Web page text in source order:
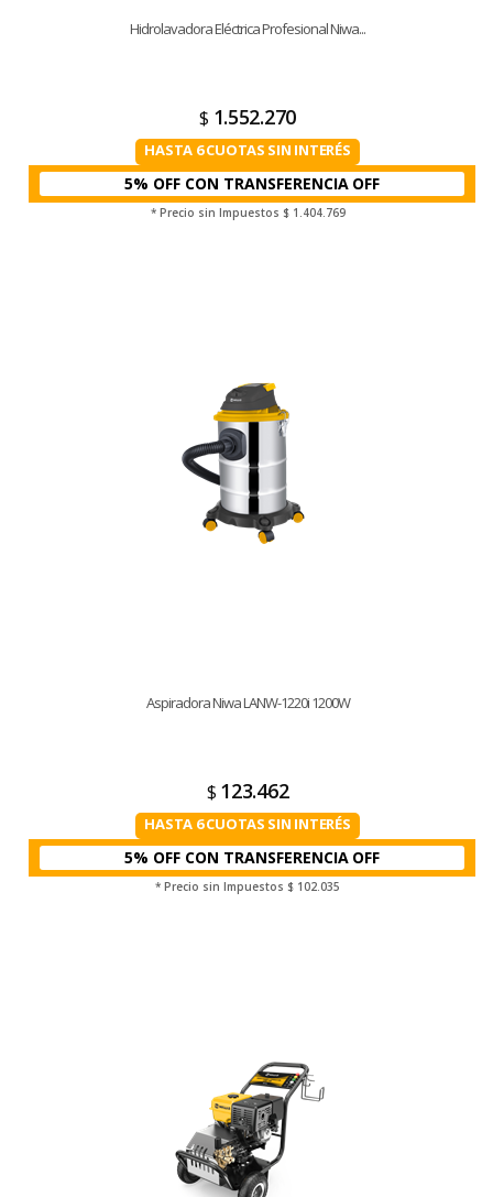
Hidrolavadora Eléctrica Profesional Niwa...
$ 1.552.270
HASTA 6 CUOTAS SIN INTERÉS
5% OFF CON TRANSFERENCIA
* Precio sin Impuestos $ 1.404.769
Aspiradora Niwa LANW-1220i 1200W
$ 123.462
HASTA 6 CUOTAS SIN INTERÉS
5% OFF CON TRANSFERENCIA
* Precio sin Impuestos $ 102.035